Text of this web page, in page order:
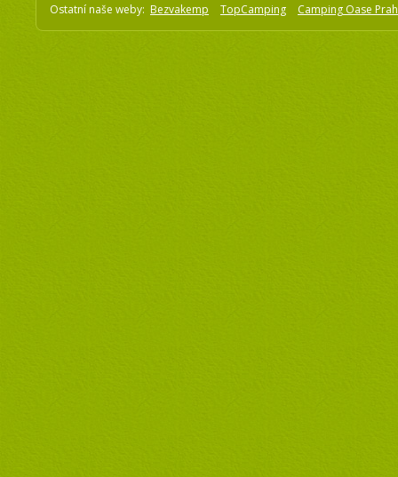
Ostatní naše weby: Bezvakemp TopCamping Camping Oase